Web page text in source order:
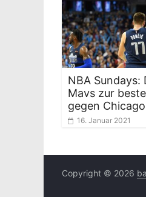
NBA Sundays:
Mavs zur
gegen Chicago
16. Januar 2021
Copyright © 2026